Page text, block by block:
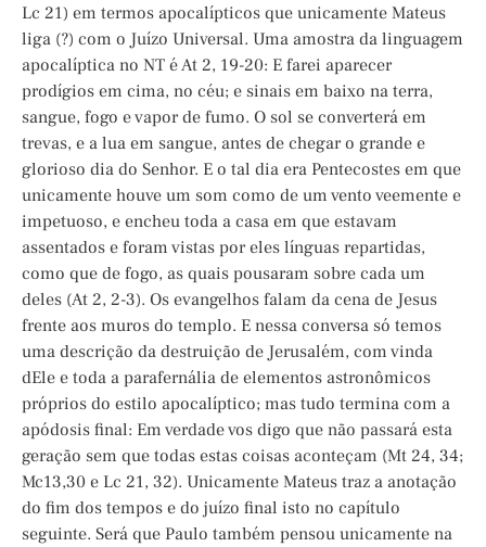
Lc 21) em termos apocalípticos que unicamente Mateus
liga (?) com o Juízo Universal. Uma amostra da linguagem
apocalíptica no NT é At 2, 19-20: E farei aparecer
prodígios em cima, no céu; e sinais em baixo na terra,
sangue, fogo e vapor de fumo. O sol se converterá em
trevas, e a lua em sangue, antes de chegar o grande e
glorioso dia do Senhor. E o tal dia era Pentecostes em que
unicamente houve um som como de um vento veemente e
impetuoso, e encheu toda a casa em que estavam
assentados e foram vistas por eles línguas repartidas,
como que de fogo, as quais pousaram sobre cada um
deles (At 2, 2-3). Os evangelhos falam da cena de Jesus
frente aos muros do templo. E nessa conversa só temos
uma descrição da destruição de Jerusalém, com vinda
dEle e toda a parafernália de elementos astronômicos
próprios do estilo apocalíptico; mas tudo termina com a
apódosis final: Em verdade vos digo que não passará esta
geração sem que todas estas coisas aconteçam (Mt 24, 34;
Mc13,30 e Lc 21, 32). Unicamente Mateus traz a anotação
do fim dos tempos e do juízo final isto no capítulo
seguinte. Será que Paulo também pensou unicamente na